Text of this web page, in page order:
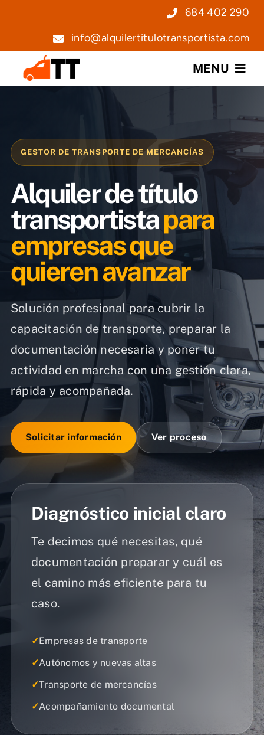
684 402 290
info@alquilertitulotransportista.com
MENU
Servicios
Noticias
Contacto
GESTOR DE TRANSPORTE DE MERCANCÍAS
Alquiler de título
transportistapara
empresas que
quieren avanzar
Solución profesional para cubrir la
capacitación de transporte, preparar la
documentación necesaria y poner tu
actividad en marcha con una gestión clara,
rápida y acompañada.
Solicitar información Ver proceso
Diagnóstico inicial claro
Te decimos qué necesitas, qué
documentación preparar y cuál es
el camino más eficiente para tu
caso.
✓Empresas de transporte
✓Autónomos y nuevas altas
✓Transporte de mercancías
✓Acompañamiento documental